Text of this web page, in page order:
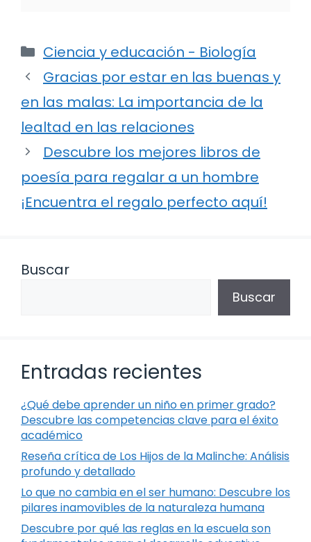
Categorías
Ciencia y educación - Biología
Gracias por estar en las buenas y
en las malas: La importancia de la
lealtad en las relaciones
Descubre los mejores libros de
poesía para regalar a un hombre
¡Encuentra el regalo perfecto aquí!
Buscar
Buscar
Entradas recientes
¿Qué debe aprender un niño en primer grado?
Descubre las competencias clave para el éxito
académico
Reseña crítica de Los Hijos de la Malinche: Análisis
profundo y detallado
Lo que no cambia en el ser humano: Descubre los
pilares inamovibles de la naturaleza humana
Descubre por qué las reglas en la escuela son